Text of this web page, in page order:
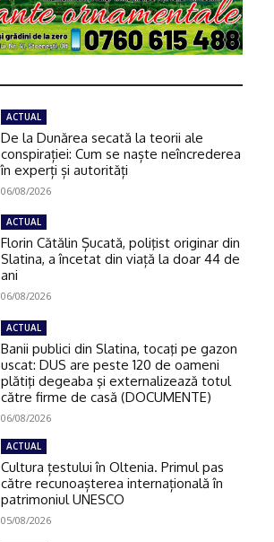
ACTUAL
De la Dunărea secată la teorii ale
conspirației: Cum se naște neîncrederea
în experți și autorități
06/08/2026
ACTUAL
Florin Cătălin Șucată, poliţist originar din
Slatina, a încetat din viață la doar 44 de
ani
06/08/2026
ACTUAL
Banii publici din Slatina, tocaţi pe gazon
uscat: DUS are peste 120 de oameni
plătiţi degeaba şi externalizează totul
către firme de casă (DOCUMENTE)
06/08/2026
ACTUAL
Cultura țestului în Oltenia. Primul pas
către recunoașterea internațională în
patrimoniul UNESCO
05/08/2026